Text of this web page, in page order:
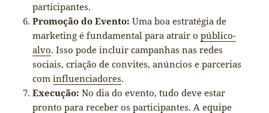
participantes.
Promoção do Evento: Uma boa estratégia de
marketing é fundamental para atrair opúblico-
alvo. Isso pode incluir campanhas nas redes
sociais, criação de convites, anúncios e parcerias
cominfluenciadores.
Execução: No dia do evento, tudo deve estar
pronto para receber os participantes. A equipe